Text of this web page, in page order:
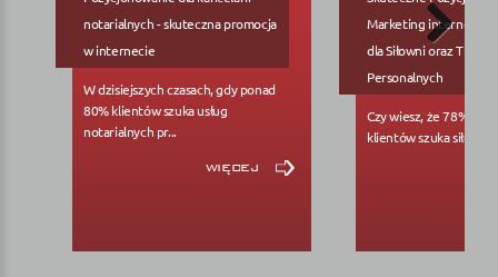
notarialnych - skuteczna promocja
w internecie
W dzisiejszych czasach, gdy ponad
80% klientów szuka usług
notarialnych pr...
więcej
Marketing internetowy
dla Siłowni oraz
Personalnych
Czy wiesz, że 78%
klientów szuka siłowni...